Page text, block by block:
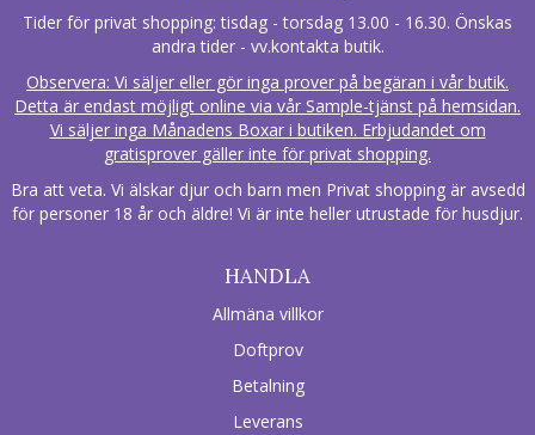
Tider för privat shopping: tisdag - torsdag 13.00 - 16.30. Önskas
andra tider - vv.kontakta butik.
Observera: Vi säljer eller gör inga prover på begäran i vår butik.
Detta är endast möjligt online via vår Sample-tjänst på hemsidan.
Vi säljer inga Månadens Boxar i butiken. Erbjudandet om
gratisprover gäller inte för privat shopping.
Bra att veta. Vi älskar djur och barn men Privat shopping är avsedd
för personer 18 år och äldre! Vi är inte heller utrustade för husdjur.
HANDLA
Allmäna villkor
Doftprov
Betalning
Leverans